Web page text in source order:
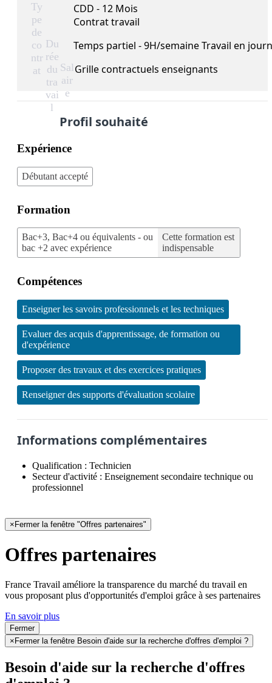
Ty
pe
de
co
ntr
at
CDD - 12 Mois
Contrat travail
Du
rée
du
tra
vai
l
Temps partiel - 9H/semaine Travail en
Sal
air
e
Grille contractuels enseignants
Profil souhaité
Expérience
Débutant accepté
Formation
Bac+3, Bac+4 ou équivalents - ou
bac +2 avec expérience
Cette formation est
indispensable
Compétences
Enseigner les savoirs professionnels et les techniques
Evaluer des acquis d'apprentissage, de formation ou
d'expérience
Proposer des travaux et des exercices pratiques
Renseigner des supports d'évaluation scolaire
Informations complémentaires
Qualification : Technicien
Secteur d'activité : Enseignement secondaire technique ou
professionnel
× Fermer la fenêtre "Offres partenaires"
Offres partenaires
France Travail améliore la transparence du marché du travail en
vous proposant plus d'opportunités d'emploi grâce à ses partenaires
En savoir plus
Fermer
×Fermer la fenêtre Besoin d'aide sur la recherche d'offres d'emploi ?
Besoin d'aide sur la recherche d'offres